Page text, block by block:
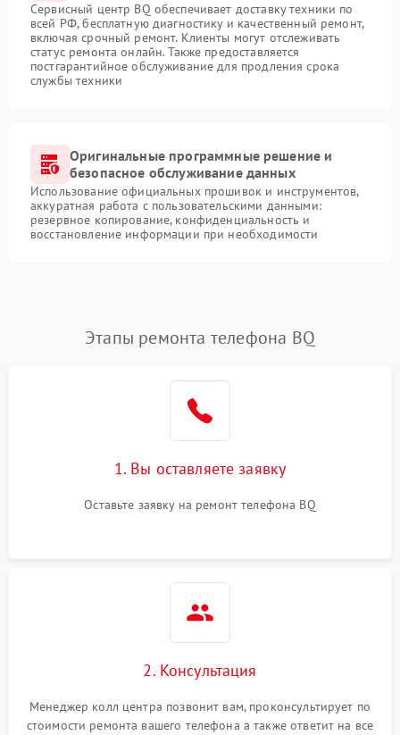
Сервисный центр BQ обеспечивает доставку техники по
всей РФ, бесплатную диагностику и качественный ремонт,
включая срочный ремонт. Клиенты могут отслеживать
статус ремонта онлайн. Также предоставляется
постгарантийное обслуживание для продления срока
службы техники
Оригинальные программные решение и
безопасное обслуживание данных
Использование официальных прошивок и инструментов,
аккуратная работа с пользовательскими данными:
резервное копирование, конфиденциальность и
восстановление информации при необходимости
Этапы ремонта телефона BQ
1. Вы оставляете заявку
Оставьте заявку на ремонт телефона BQ
2. Консультация
Менеджер колл центра позвонит вам, проконсультирует по
стоимости ремонта вашего телефона а также ответит на все